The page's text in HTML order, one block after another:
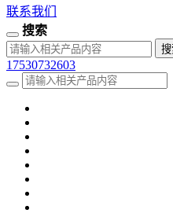
联系我们
搜索
17530732603